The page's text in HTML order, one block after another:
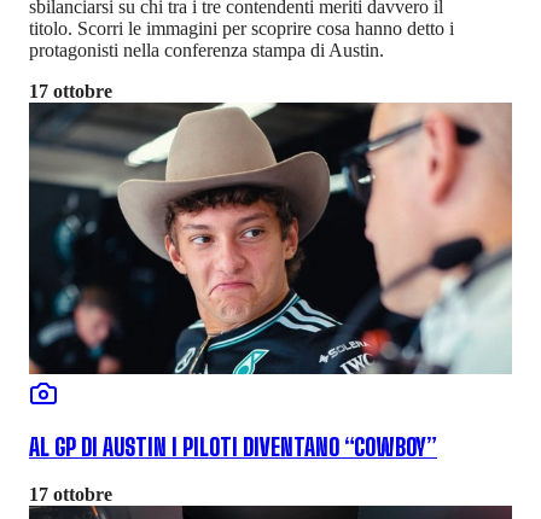
sbilanciarsi su chi tra i tre contendenti meriti davvero il
titolo. Scorri le immagini per scoprire cosa hanno detto i
protagonisti nella conferenza stampa di Austin.
17 ottobre
AL GP DI AUSTIN I PILOTI DIVENTANO “COWBOY”
17 ottobre